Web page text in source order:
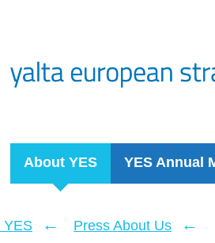
About YES YES Annual
YES ← Press About Us ←